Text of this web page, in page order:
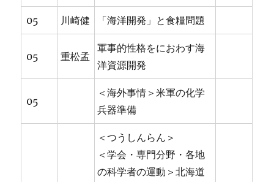
05 川崎健 「海洋開発」と食糧問題
05 重松孟
軍事的性格をにおわす海
洋資源開発
05
＜海外事情＞米軍の化学
兵器準備
＜つうしんらん＞
＜学会・専門分野・各地
の科学者の運動＞北海道